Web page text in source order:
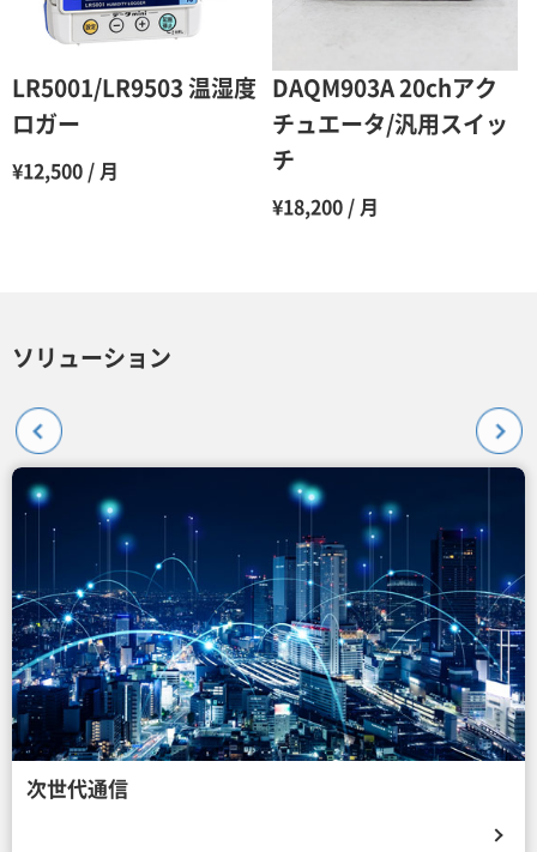
LR5001/LR9503 温湿度
ロガー
¥12,500 / 月
DAQM903A 20chアク
チュエータ/汎用スイッ
チ
¥18,200 / 月
ソリューション
次世代通信